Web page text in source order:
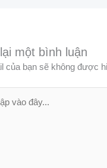
một bình luận
của bạn sẽ không được